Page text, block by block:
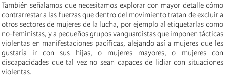
También señalamos que necesitamos explorar con mayor detalle cómo
contrarrestar a las fuerzas que dentro del movimiento tratan de excluir a
otros sectores de mujeres de la lucha, por ejemplo al etiquetarlas como
no-feministas, y a pequeños grupos vanguardistas que imponen tácticas
violentas en manifestaciones pacíficas, alejando así a mujeres que les
gustaría ir con sus hijas, o mujeres mayores, o mujeres con
discapacidades que tal vez no sean capaces de lidiar con situaciones
violentas.